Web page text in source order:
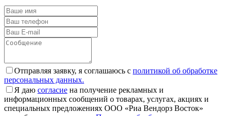
Отправляя заявку, я соглашаюсь с политикой об обработке
персональных данных.
Я даю согласие на получение рекламных и
информационных сообщений о товарах, услугах, акциях и
специальных предложениях ООО «Риа Вендорз Восток»